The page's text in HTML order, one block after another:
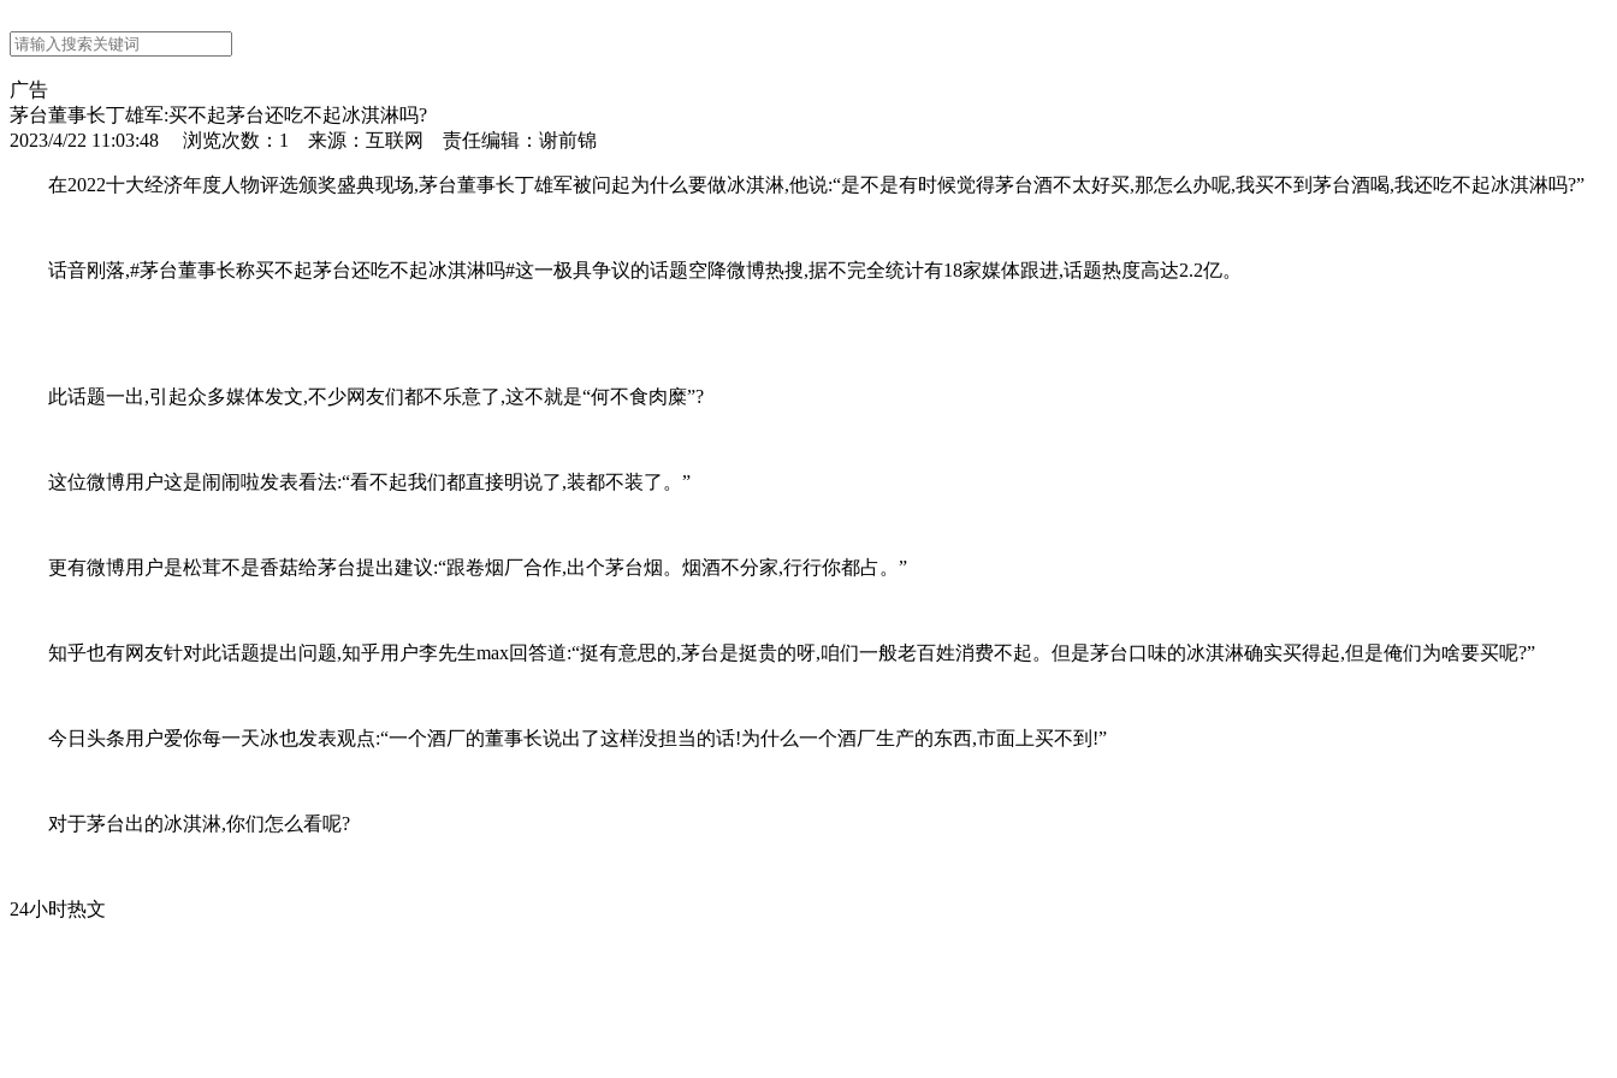
广告
茅台董事长丁雄军:买不起茅台还吃不起冰淇淋吗?
2023/4/22 11:03:48 浏览次数： 1 来源：互联网 责任编辑：谢前锦
在2022十大经济年度人物评选颁奖盛典现场,茅台董事长丁雄军被问起为什么要做冰淇淋,他说:“是不是有时候觉得茅台酒不太好买,那怎么办呢,我买不到茅台酒喝,我还吃不起冰淇淋吗?”
话音刚落,#茅台董事长称买不起茅台还吃不起冰淇淋吗#这一极具争议的话题空降微博热搜,据不完全统计有18家媒体跟进,话题热度高达2.2亿。
此话题一出,引起众多媒体发文,不少网友们都不乐意了,这不就是“何不食肉糜”?
这位微博用户这是闹闹啦发表看法:“看不起我们都直接明说了,装都不装了。”
更有微博用户是松茸不是香菇给茅台提出建议:“跟卷烟厂合作,出个茅台烟。烟酒不分家,行行你都占。”
知乎也有网友针对此话题提出问题,知乎用户李先生max回答道:“挺有意思的,茅台是挺贵的呀,咱们一般老百姓消费不起。但是茅台口味的冰淇淋确实买得起,但是俺们为啥要买呢?”
今日头条用户爱你每一天冰也发表观点:“一个酒厂的董事长说出了这样没担当的话!为什么一个酒厂生产的东西,市面上买不到!”
对于茅台出的冰淇淋,你们怎么看呢?
24小时热文